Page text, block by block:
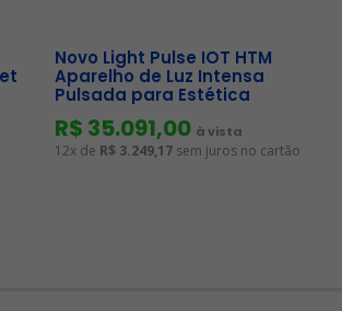
Novo Light Pulse IOT HTM
Aparelho de Luz Intensa
Pulsada para Estética
R$ 35.091,00 à vista
12x de R$ 3.249,17sem juros no cartão